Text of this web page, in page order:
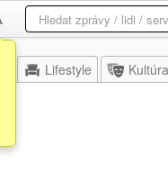
Lifestyle Kultúra